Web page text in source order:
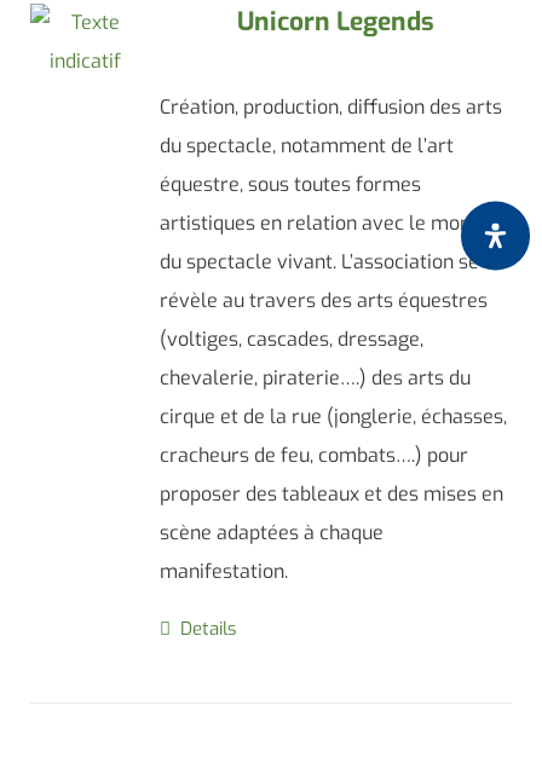
Unicorn Legends
Création, production, diffusion des arts
du spectacle, notamment de l’art
équestre, sous toutes formes
artistiques en relation avec le monde
du spectacle vivant. L’association se
révèle au travers des arts équestres
(voltiges, cascades, dressage,
chevalerie, piraterie….) des arts du
cirque et de la rue (jonglerie, échasses,
cracheurs de feu, combats….) pour
proposer des tableaux et des mises en
scène adaptées à chaque
manifestation.
Details